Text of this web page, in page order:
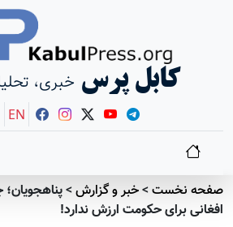
کابل پرسخبری،
EN
نخست>خبر و گزارش>پناهجویان؛
برای حکومت ارزش ندارد!